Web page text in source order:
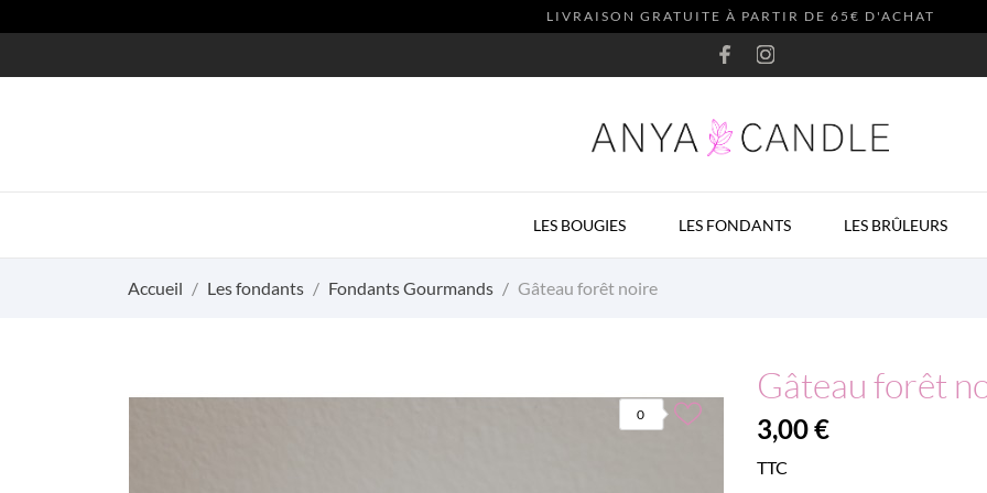
LIVRAISON GRATUITE À PARTIR DE 65€ D'ACHAT
LES BOUGIES LES FONDANTS LES BRÛLEURS
Accueil Les fondants Fondants Gourmands Gâteau forêt noire
0
Gâteau forêt
3,00 €
TTC